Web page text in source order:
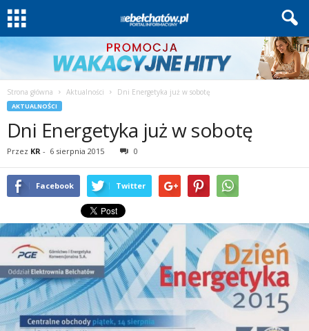
Strona główna Aktualności Dni Energetyka już w sobotę
AKTUALNOŚCI
Dni Energetyka już w sobotę
Przez KR - 6 sierpnia 2015 0
Facebook Twitter